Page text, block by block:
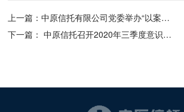
上一篇：中原信托有限公司党委举办“以案促改”演讲活动
下一篇： 中原信托召开2020年三季度意识形态工作分析研判联席会议